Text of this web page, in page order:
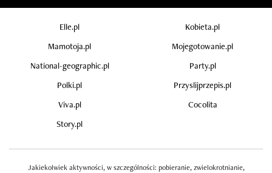
Elle.pl
Kobieta.pl
Mamotoja.pl
Mojegotowanie.pl
National-geographic.pl
Party.pl
Polki.pl
Przyslijprzepis.pl
Viva.pl
Cocolita
Story.pl
Jakiekolwiek aktywności, w szczególności: pobieranie, zwielokrotnianie,